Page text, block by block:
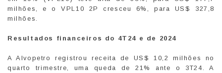
milhões, e o VPL10 2P cresceu 6%, para US$ 327,8
milhões.
Resultados financeiros do 4T24 e de 2024
A Alvopetro registrou receita de US$ 10,2 milhões no
quarto trimestre, uma queda de 21% ante o 3T24. A